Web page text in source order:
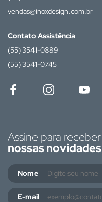
vendas@inoxdesign.com.br
Contato Assistência
(55) 3541-0889
(55) 3541-0745
Assine para receber
nossas novidades
Nome
E-mail